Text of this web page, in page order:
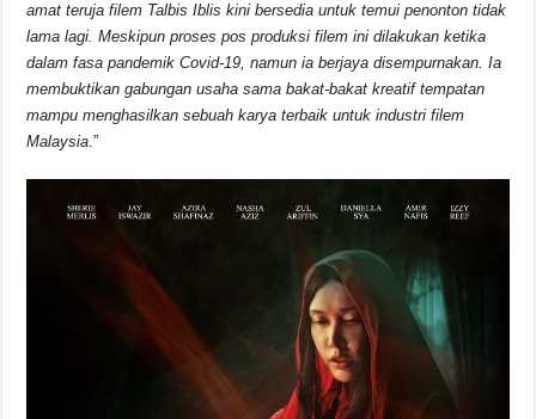
amat teruja filem Talbis Iblis kini bersedia untuk temui penonton tidak
lama lagi. Meskipun proses pos produksi filem ini dilakukan ketika
dalam fasa pandemik Covid-19, namun ia berjaya disempurnakan. Ia
membuktikan gabungan usaha sama bakat-bakat kreatif tempatan
mampu menghasilkan sebuah karya terbaik untuk industri filem
Malaysia.”